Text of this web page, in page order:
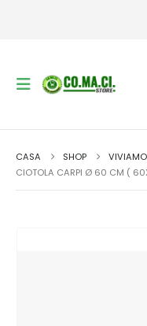
CASA SHOP VIVIAMO
CIOTOLA CARPI Ø 60 CM (